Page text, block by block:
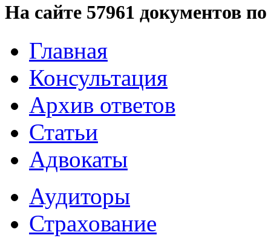
На сайте 57961 документов
Главная
Консультация
Архив ответов
Статьи
Адвокаты
Аудиторы
Страхование